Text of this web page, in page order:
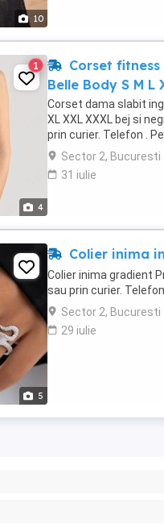
10
4
1
Corset
Belle Body S M L
Corset dama slabit
XL XXL XXXL bej si
prin curier. Telefon .
Sector 2, Bucuresti
31 iulie
5
Colier inima
Colier inima gradient
sau prin curier.
Sector 2, Bucuresti
29 iulie